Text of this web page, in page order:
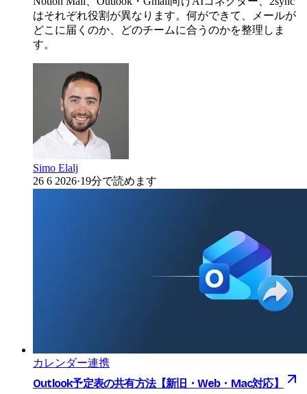
はそれぞれ役割が異なります。何ができて、メールが
どこに届くのか、どのチームに合うのかを整理しま
す。
Simo Elalj
26 6 2026·19分で読めます
カレンダー連携
Outlook予定表の共有方法【新旧・Web・Mac対応】